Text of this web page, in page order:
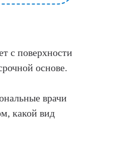
с поверхности
основе.
врачи
какой вид